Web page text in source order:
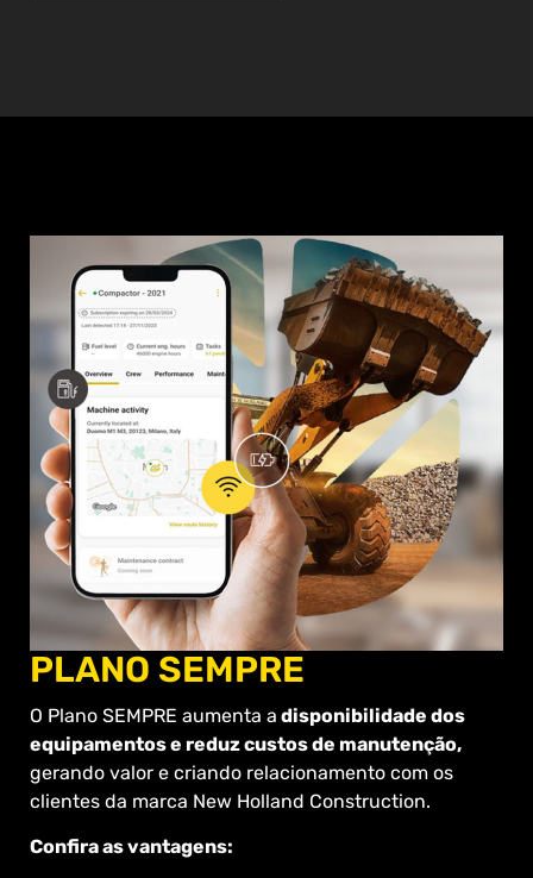
PLANO SEMPRE
O Plano SEMPRE aumenta a disponibilidade dos
equipamentos e reduz custos de manutenção,
gerando valor e criando relacionamento com os
clientes da marca New Holland Construction.
Confira as vantagens: